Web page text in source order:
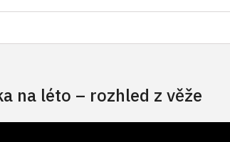
na léto – rozhled z věže